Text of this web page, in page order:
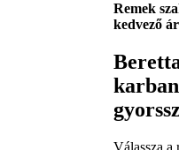
Remek
kedvező
Válassza a